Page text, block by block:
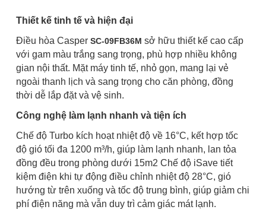
Thiết kế tinh tế và hiện đại
Điều hòa Casper SC-09FB36M sở hữu thiết kế cao cấp
với gam màu trắng sang trọng, phù hợp nhiều không
gian nội thất. Mặt máy tinh tế, nhỏ gọn, mang lại vẻ
ngoài thanh lịch và sang trọng cho căn phòng, đồng
thời dễ lắp đặt và vệ sinh.
Công nghệ làm lạnh nhanh và tiện ích
Chế độ Turbo kích hoạt nhiệt độ về 16°C, kết hợp tốc
độ gió tối đa 1200 m³/h, giúp làm lạnh nhanh, lan tỏa
đồng đều trong phòng dưới 15m2 Chế độ iSave tiết
kiệm điện khi tự động điều chỉnh nhiệt độ 28°C, gió
hướng từ trên xuống và tốc độ trung bình, giúp giảm chi
phí điện năng mà vẫn duy trì cảm giác mát lạnh.